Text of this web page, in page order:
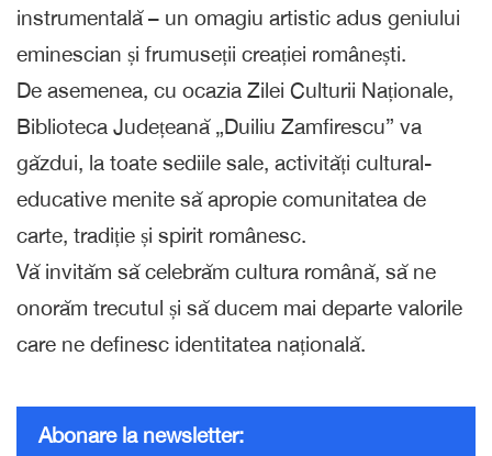
instrumentală – un omagiu artistic adus geniului
eminescian și frumuseții creației românești.
De asemenea, cu ocazia Zilei Culturii Naționale,
Biblioteca Județeană „Duiliu Zamfirescu” va
găzdui, la toate sediile sale, activități cultural-
educative menite să apropie comunitatea de
carte, tradiție și spirit românesc.
Vă invităm să celebrăm cultura română, să ne
onorăm trecutul și să ducem mai departe valorile
care ne definesc identitatea națională.
Abonare la newsletter: